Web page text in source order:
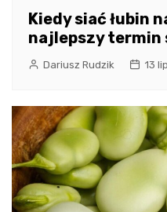
Kiedy siać łubin
najlepszy termin
Dariusz Rudzik 13